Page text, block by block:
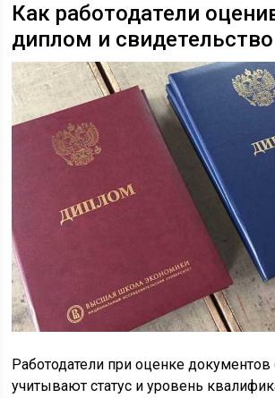
Как работодатели
диплом и свидетельство
Работодатели при оценке
учитывают статус и уровень